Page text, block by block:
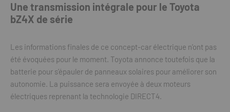
Une transmission intégrale pour le Toyota
bZ4X de série
Les informations finales de ce concept-car électrique n’ont pas
été évoquées pour le moment. Toyota annonce toutefois que la
batterie pour s’épauler de panneaux solaires pour améliorer son
autonomie. La puissance sera envoyée à deux moteurs
électriques reprenant la technologie DIRECT4.